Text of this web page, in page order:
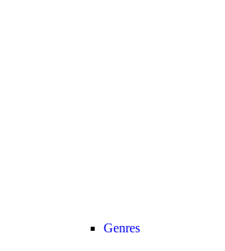
Genres